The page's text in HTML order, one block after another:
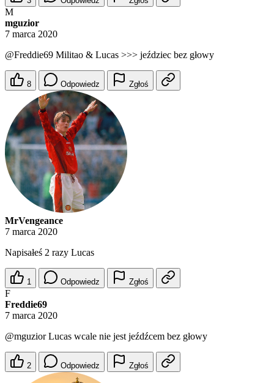
M
mguzior
7 marca 2020
@Freddie69 Militao & Lucas >>> jeździec bez głowy
8 Odpowiedz Zgłoś
MrVengeance
7 marca 2020
Napisałeś 2 razy Lucas
1 Odpowiedz Zgłoś
F
Freddie69
7 marca 2020
@mguziorLucas wcale nie jest jeźdźcem bez głowy
2 Odpowiedz Zgłoś